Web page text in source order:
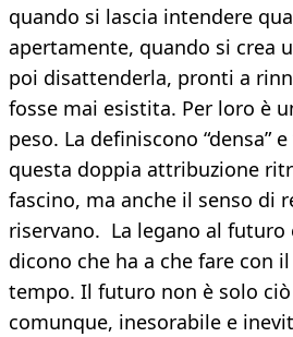
quando si lascia intendere
apertamente, quando si crea
poi disattenderla, pronti a
fosse mai esistita. Per loro è
peso. La definiscono “densa”
questa doppia attribuzione
fascino, ma anche il senso di
riservano. La legano al futuro
dicono che ha a che fare con
tempo. Il futuro non è solo
comunque, inesorabile e